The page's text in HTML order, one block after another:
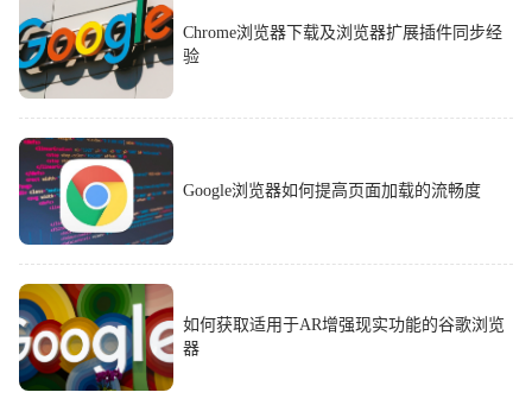
Chrome浏览器下载及浏览器扩展插件同步经
验
Google浏览器如何提高页面加载的流畅度
如何获取适用于AR增强现实功能的谷歌浏览
器